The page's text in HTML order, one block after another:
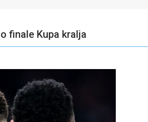
finale Kupa kralja